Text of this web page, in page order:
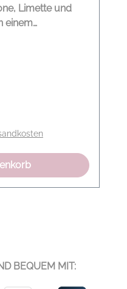
Limette und
einem
BEQUEM MIT: